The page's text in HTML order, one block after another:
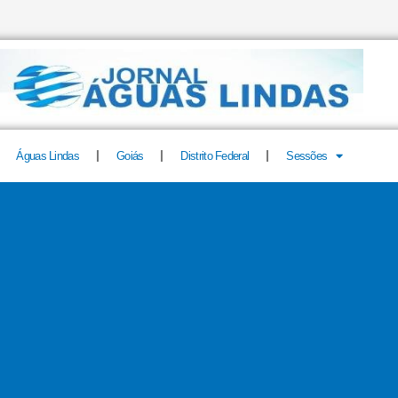
Águas Lindas Goiás Distrito Federal Sessões